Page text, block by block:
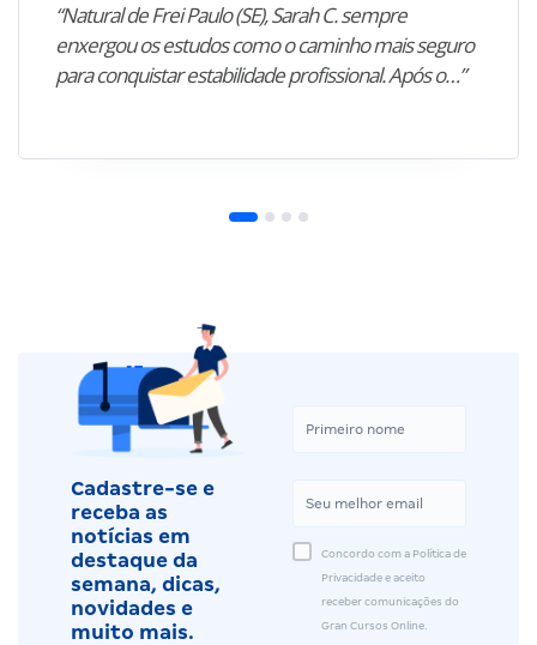
“Natural de Frei Paulo (SE), Sarah C. sempre
enxergou os estudos como o caminho mais seguro
para conquistar estabilidade profissional. Após o…”
Cadastre-se e
receba as
notícias em
destaque da
semana, dicas,
novidades e
muito mais.
Concordo com a Política de
Privacidade e aceito
receber comunicações do
Gran Cursos Online.